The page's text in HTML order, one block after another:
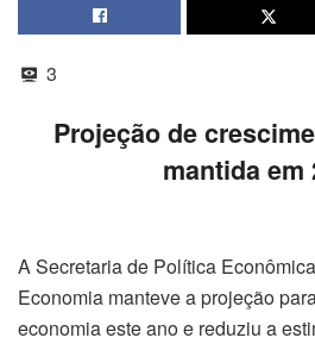
3
Projeção de
mantida em
A Secretaria de Política
Economia manteve a projeção
economia este ano e reduziu a